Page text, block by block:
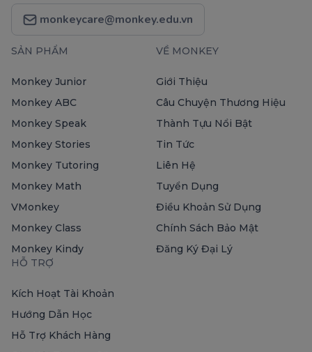
monkeycare@monkey.edu.vn
SẢN PHẨM
Monkey Junior
Monkey ABC
Monkey Speak
Monkey Stories
Monkey Tutoring
Monkey Math
VMonkey
Monkey Class
Monkey Kindy
VỀ MONKEY
Giới Thiệu
Câu Chuyện Thương Hiệu
Thành Tựu Nổi Bật
Tin Tức
Liên Hệ
Tuyển Dụng
Điều Khoản Sử Dụng
Chính Sách Bảo Mật
Đăng Ký Đại Lý
HỖ TRỢ
Kích Hoạt Tài Khoản
Hướng Dẫn Học
Hỗ Trợ Khách Hàng